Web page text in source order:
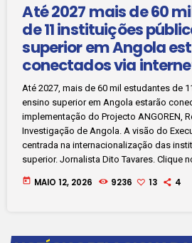
Até 2027 mais de 60
de 11 instituições
superior em Angola
conectados via
Até 2027, mais de 60 mil estudantes de
ensino superior em Angola estarão
implementação do Projecto ANGOREN,
Investigação de Angola. A visão do
centrada na internacionalização das
superior. Jornalista Dito Tavares. Clique
today MAIO 12, 2026 9236 13 4